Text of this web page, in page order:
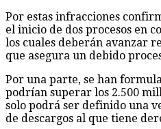
Por estas infracciones
el inicio de dos procesos en
los cuales deberán avanzar
que asegura un debido
Por una parte, se han
podrían superar los 2.500
solo podrá ser definido una
de descargos al que tiene